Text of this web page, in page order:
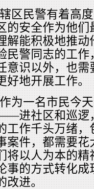
区民警有着高
的安全作为他
解能积极地推
民警同志的工
意识以外，也
好地开展工作。
为一名市民今
进社区和巡逻
工作千头万绪
案件，都需要
将以人为本的
事的方式转化
改进。